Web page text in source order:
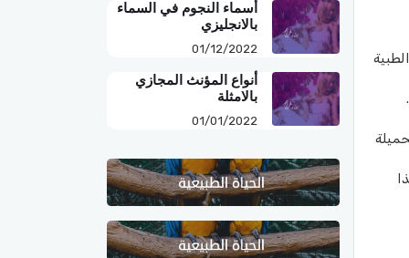
أسماء النجوم في السماء
بالانجليزي
01/12/2022
أنواع المؤنث المجازي
بالامثلة
01/01/2022